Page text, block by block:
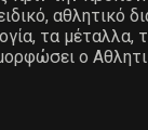
τα μέταλλα,
ο